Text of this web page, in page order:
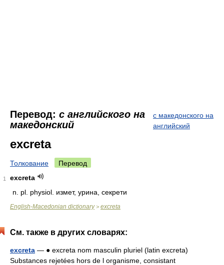
Перевод: с английского на
македонский
с македонского на
английский
excreta
Толкование Перевод
1
excreta
n.
pl. physiol. измет, урина, секрети
English-Macedonian dictionary> excreta
См. также в других словарях:
excreta — ● excreta nom masculin pluriel (latin excreta)
Substances rejetées hors de l organisme, consistant